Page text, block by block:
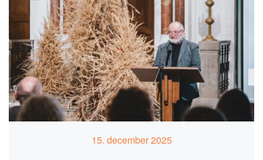
15. december 2025